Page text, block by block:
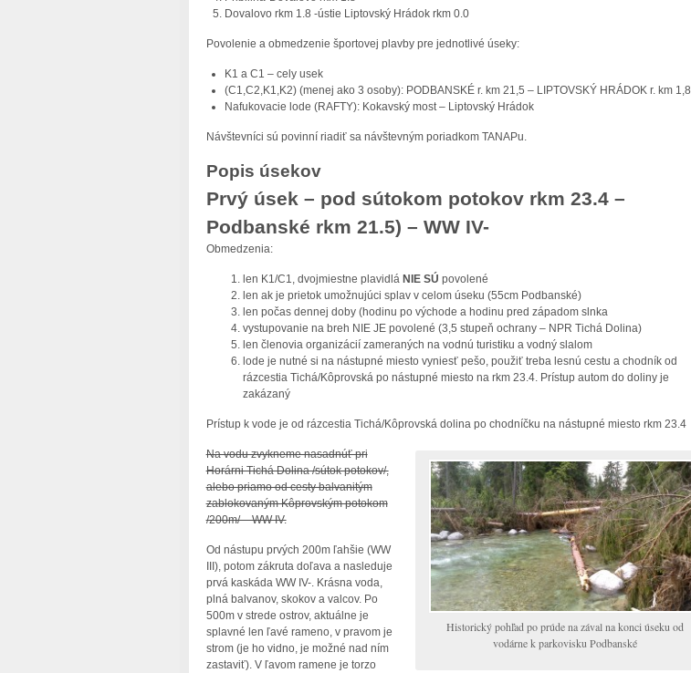
Dovalovo rkm 1.8 -ústie Liptovský Hrádok rkm 0.0
Povolenie a obmedzenie športovej plavby pre jednotlivé úseky:
K1 a C1 – cely usek
(C1,C2,K1,K2) (menej ako 3 osoby): PODBANSKÉ r. km 21,5 – LIPTOVSKÝ HRÁDOK r. km 1,8
Nafukovacie lode (RAFTY): Kokavský most – Liptovský Hrádok
Návštevníci sú povinní riadiť sa návštevným poriadkom TANAPu.
Popis úsekov
Prvý úsek – pod sútokom potokov rkm 23.4 –
Podbanské rkm 21.5) – WW IV-
Obmedzenia:
len K1/C1, dvojmiestne plavidlá NIE SÚ povolené
len ak je prietok umožnujúci splav v celom úseku (55cm Podbanské)
len počas dennej doby (hodinu po východe a hodinu pred západom slnka
vystupovanie na breh NIE JE povolené (3,5 stupeň ochrany – NPR Tichá Dolina)
len členovia organizácií zameraných na vodnú turistiku a vodný slalom
lode je nutné si na nástupné miesto vyniesť pešo, použiť treba lesnú cestu a chodník od
rázcestia Tichá/Kôprovská po nástupné miesto na rkm 23.4. Prístup autom do doliny je
zakázaný
Prístup k vode je od rázcestia Tichá/Kôprovská dolina po chodníčku na nástupné miesto rkm 23.4
Historický pohľad po prúde na zával na konci úseku od
vodárne k parkovisku Podbanské
Na vodu zvykneme nasadnúť pri
Horárni Tichá Dolina /sútok potokov/,
alebo priamo od cesty balvanitým
zablokovaným Kôprovským potokom
/200m/ – WW IV.
Od nástupu prvých 200m ľahšie (WW
III), potom zákruta doľava a nasleduje
prvá kaskáda WW IV-. Krásna voda,
plná balvanov, skokov a valcov. Po
500m v strede ostrov, aktuálne je
splavné len ľavé rameno, v pravom je
strom (je ho vidno, je možné nad ním
zastaviť). V ľavom ramene je torzo